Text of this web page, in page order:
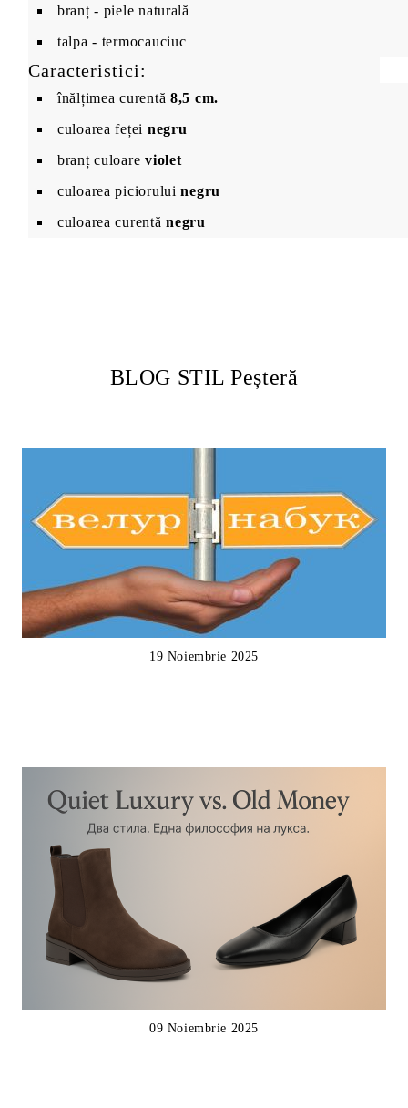
branț - piele naturală
talpa - termocauciuc
Caracteristici:
înălțimea curentă 8,5 cm.
culoarea feței negru
branț culoareviolet
culoarea picioruluinegru
culoarea curentănegru
BLOG STIL Peșteră
19 Noiembrie 2025
09 Noiembrie 2025